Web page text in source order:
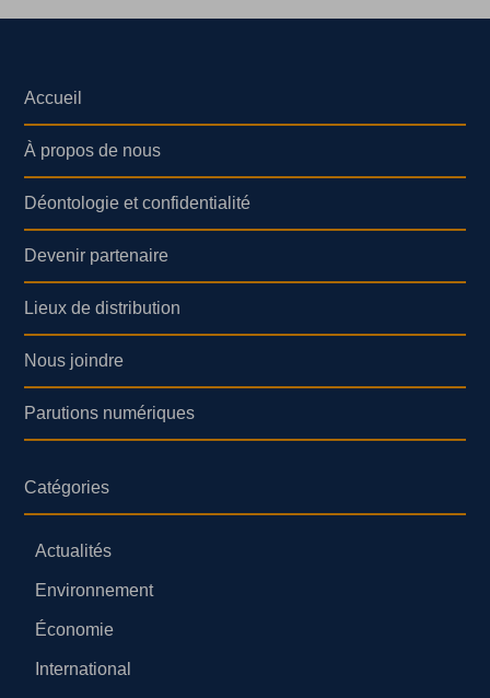
Accueil
À propos de nous
Déontologie et confidentialité
Devenir partenaire
Lieux de distribution
Nous joindre
Parutions numériques
Catégories
Actualités
Environnement
Économie
International